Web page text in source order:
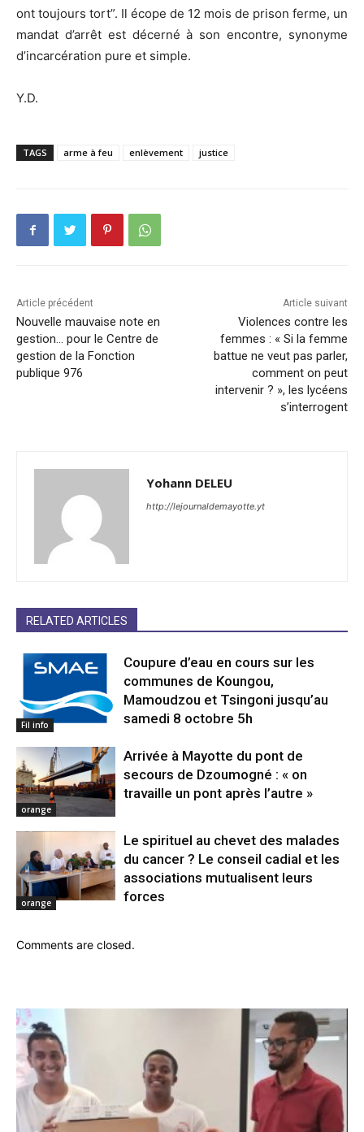
ont toujours tort”. Il écope de 12 mois de prison ferme, un
mandat d’arrêt est décerné à son encontre, synonyme
d’incarcération pure et simple.
Y.D.
TAGS arme à feu enlèvement justice
Article précédent
Nouvelle mauvaise note en
gestion… pour le Centre de
gestion de la Fonction
publique 976
Article suivant
Violences contre les
femmes : « Si la femme
battue ne veut pas parler,
comment on peut
intervenir ? », les lycéens
s’interrogent
Yohann DELEU
http://lejournaldemayotte.yt
RELATED ARTICLES
Fil info
Coupure d’eau en cours sur les
communes de Koungou,
Mamoudzou et Tsingoni jusqu’au
samedi 8 octobre 5h
orange
Arrivée à Mayotte du pont de
secours de Dzoumogné : « on
travaille un pont après l’autre »
orange
Le spirituel au chevet des malades
du cancer ? Le conseil cadial et les
associations mutualisent leurs
forces
Comments are closed.